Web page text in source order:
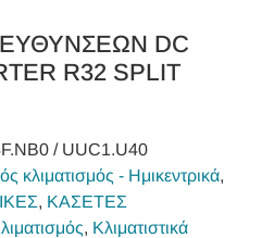
DC
R32 SPLIT
/ UUC1.U40
κλιματισμός - Ημικεντρικά,
, ΚΑΣΕΤΕΣ
, Κλιματιστικά